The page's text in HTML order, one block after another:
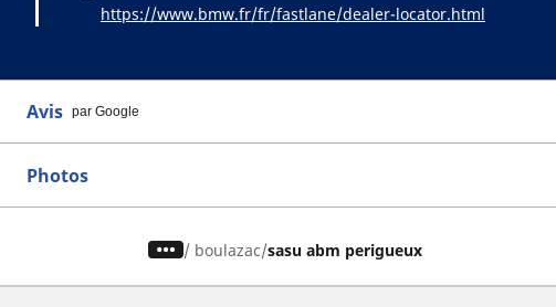
https://www.bmw.fr/fr/fastlane/dealer-locator.html
Avis par Google
Photos
/ boulazac sasu abm perigueux